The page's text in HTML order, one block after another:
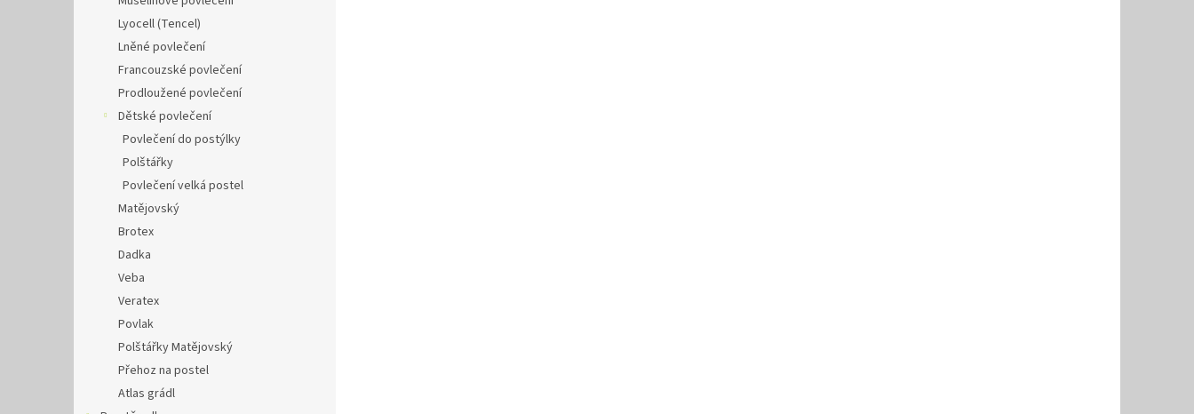
Lyocell (Tencel)
Lněné povlečení
Francouzské povlečení
Prodloužené povlečení
Dětské povlečení
Povlečení do postýlky
Polštářky
Povlečení velká postel
Matějovský
Brotex
Dadka
Veba
Veratex
Povlak
Polštářky Matějovský
Přehoz na postel
Atlas grádl